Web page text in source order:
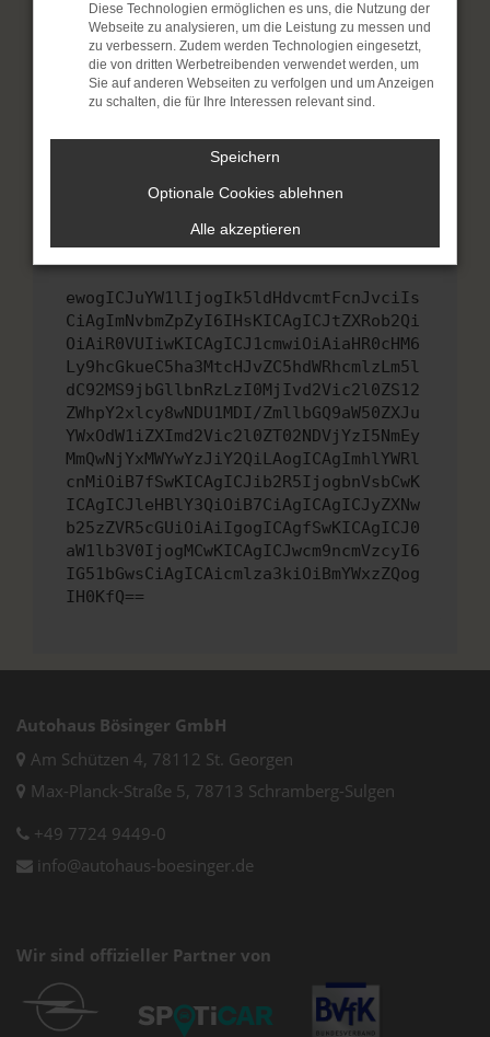
Veraltete Software birgt nicht nur ein
Sicherheitsrisiko, sondern kann auch dazu
führen, dass bestimmte Funktionen nicht mehr
unterstützt werden.
Wenn du alle oben genannten Schritte versucht
versuchen, das Problem zu beheben. Du kannst
uns diesen Text schicken, um uns bei der
Fehlersuche zu unterstützen:
ewogICJuYW1lIjogIk5ldHdvcmtFcnJvciIs
CiAgImNvbmZpZyI6IHsKICAgICJtZXRob2Qi
OiAiR0VUIiwKICAgICJ1cmwiOiAiaHR0cHM6
Ly9hcGkueC5ha3MtcHJvZC5hdWRhcmlzLm5l
dC92MS9jbGllbnRzLzI0MjIvd2Vic2l0ZS12
ZWhpY2xlcy8wNDU1MDI/ZmllbGQ9aW50ZXJu
YWxOdW1iZXImd2Vic2l0ZT02NDVjYzI5NmEy
MmQwNjYxMWYwYzJiY2QiLAogICAgImhlYWRl
cnMiOiB7fSwKICAgICJib2R5IjogbnVsbCwK
ICAgICJleHBlY3QiOiB7CiAgICAgICJyZXNw
b25zZVR5cGUiOiAiIgogICAgfSwKICAgICJ0
aW1lb3V0IjogMCwKICAgICJwcm9ncmVzcyI6
IG51bGwsCiAgICAicmlza3kiOiBmYWxzZQog
IH0KfQ==
Autohaus Bösinger GmbH
Am Schützen 4, 78112 St. Georgen
Max-Planck-Straße 5, 78713 Schramberg-Sulgen
+49 7724 9449-0
info@autohaus-boesinger.de
Wir sind offizieller Partner von
Diese Technologien ermöglichen es uns, die Nutzung der
Webseite zu analysieren, um die Leistung zu messen und
zu verbessern. Zudem werden Technologien eingesetzt,
die von dritten Werbetreibenden verwendet werden, um
Sie auf anderen Webseiten zu verfolgen und um Anzeigen
zu schalten, die für Ihre Interessen relevant sind.
Speichern
Optionale Cookies ablehnen
Alle akzeptieren